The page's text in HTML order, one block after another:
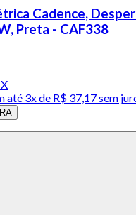
Cadence,
Preta - CAF338
até 3x de R$ 37,17 sem